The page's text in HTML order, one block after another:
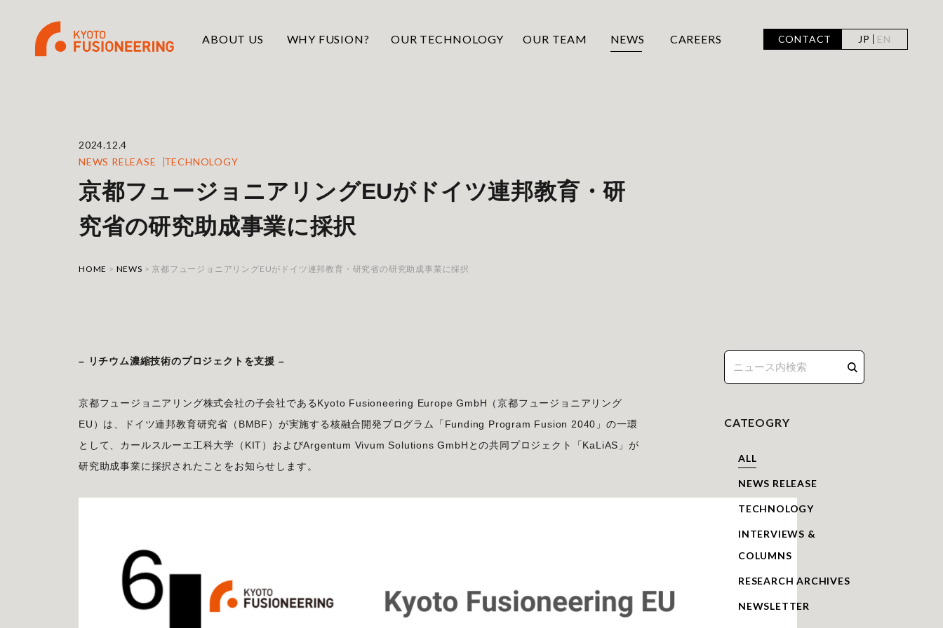
ABOUT US WHY FUSION? OUR TECHNOLOGY OUR TEAM NEWS CAREERS CONTACT EN
JP
2024.12.4
NEWS RELEASE
TECHNOLOGY
京都フュージョニアリングEUがドイツ連邦教育・研
究省の研究助成事業に採択
HOME > NEWS > 京都フュージョニアリングEUがドイツ連邦教育・研究省の研究助成事業に採択
– リチウム濃縮技術のプロジェクトを支援 –
京都フュージョニアリング株式会社の子会社であるKyoto Fusioneering Europe GmbH（京都フュージョニアリング
EU）は、ドイツ連邦教育研究省（BMBF）が実施する核融合開発プログラム「Funding Program Fusion 2040」の一環
として、カールスルーエ工科大学（KIT）およびArgentum Vivum Solutions GmbHとの共同プロジェクト「KaLiAS」が
研究助成事業に採択されたことをお知らせします。
CATEOGRY
ALL
NEWS RELEASE
TECHNOLOGY
INTERVIEWS &
COLUMNS
RESEARCH ARCHIVES
NEWSLETTER